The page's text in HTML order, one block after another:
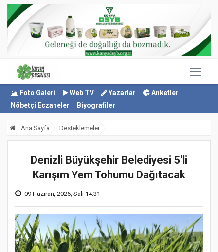
Foto Galeri Web TV Yazarlar
Anketler
Nöbetçi Eczaneler
Biyografiler
Ana Sayfa Desteklemeler
Denizli Büyükşehir Belediyesi 5’li
Karışım Yem Tohumu Dağıtacak
09 Haziran, 2026, Salı 14:31